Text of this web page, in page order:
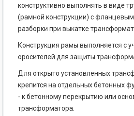
конструктивно выполнять в виде
(рамной конструкции) с
разборки при выкатке
Конструкция рамы выполняется с
оросителей для защиты
Для открыто установленных
крепится на отдельных бетонных
- к бетонному перекрытию или
трансформатора.